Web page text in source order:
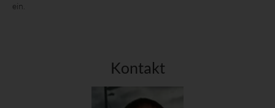
ein.
Kontakt